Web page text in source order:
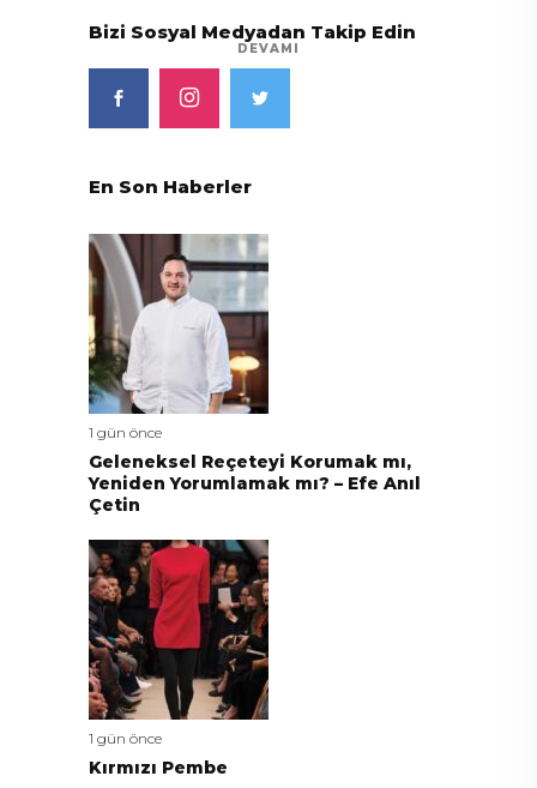
DEVAMI
Bizi Sosyal Medyadan Takip Edin
En Son Haberler
1 gün önce
Geleneksel Reçeteyi Korumak mı,
Yeniden Yorumlamak mı? – Efe Anıl
Çetin
1 gün önce
Kırmızı Pembe